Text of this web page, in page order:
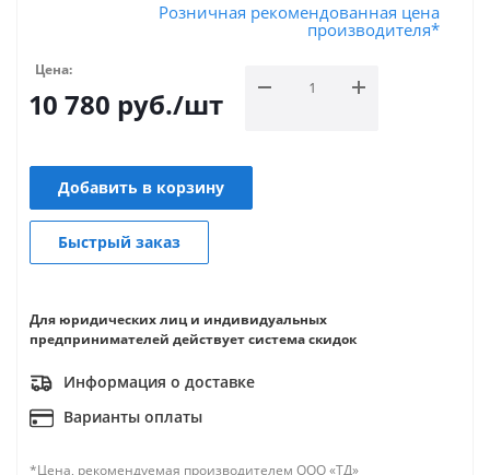
Розничная рекомендованная цена
производителя*
Цена:
10 780 руб./шт
Добавить в корзину
Быстрый заказ
Для юридических лиц и индивидуальных
предпринимателей действует система скидок
Информация о доставке
Варианты оплаты
*Цена, рекомендуемая производителем ООО «ТД»